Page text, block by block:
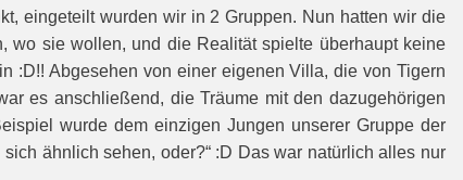
eingeteilt wurden wir in 2 Gruppen. Nun hatten wir die
wo sie wollen, und die Realität spielte überhaupt keine
:D!! Abgesehen von einer eigenen Villa, die von Tigern
es anschließend, die Träume mit den dazugehörigen
wurde dem einzigen Jungen unserer Gruppe der
ähnlich sehen, oder?“ :D Das war natürlich alles nur